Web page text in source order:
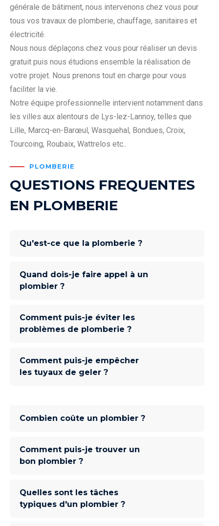
générale de bâtiment, nous intervenons chez vous pour
tous vos travaux de plomberie, chauffage, sanitaires et
électricité.
Nous nous déplaçons chez vous pour réaliser un devis
gratuit puis nous étudions ensemble la réalisation de
votre projet. Nous prenons tout en charge pour vous
faciliter la vie.
Notre équipe professionnelle intervient notamment dans
les villes aux alentours de Lys-lez-Lannoy, telles que
Lille, Marcq-en-Barœul, Wasquehal, Bondues, Croix,
Tourcoing, Roubaix, Wattrelos etc..
PLOMBERIE
QUESTIONS FREQUENTES
EN PLOMBERIE
Qu'est-ce que la plomberie ?
Quand dois-je faire appel à un
plombier ?
Comment puis-je éviter les
problèmes de plomberie ?
Comment puis-je empêcher
les tuyaux de geler ?
Combien coûte un plombier ?
Comment puis-je trouver un
bon plombier ?
Quelles sont les tâches
typiques d'un plombier ?